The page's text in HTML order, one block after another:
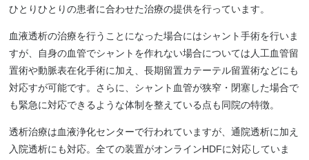
ひとりひとりの患者に合わせた治療の提供を行っています。
血液透析の治療を行うことになった場合にはシャント手術を行いま
すが、自身の血管でシャントを作れない場合については人工血管留
置術や動脈表在化手術に加え、長期留置カテーテル留置術などにも
対応すが可能です。さらに、シャント血管が狭窄・閉塞した場合で
も緊急に対応できるような体制を整えている点も同院の特徴。
透析治療は血液浄化センターで行われていますが、通院透析に加え
入院透析にも対応。全ての装置がオンラインHDFに対応していま